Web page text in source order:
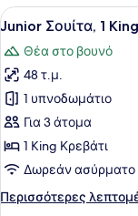
Suite
King
Land
View
Προβολή
όλων
των
φωτογραφιών
για
Junior
Σουίτα,
1
Κρεβάτι,
6
Junior Σουίτα, 1
Θέα στο βουνό
48 τ.μ.
1 υπνοδωμάτιο
Για 3 άτομα
1 King Κρεβάτι
Δωρεάν ασύρματο
Περισσότερες
Περισσότερες